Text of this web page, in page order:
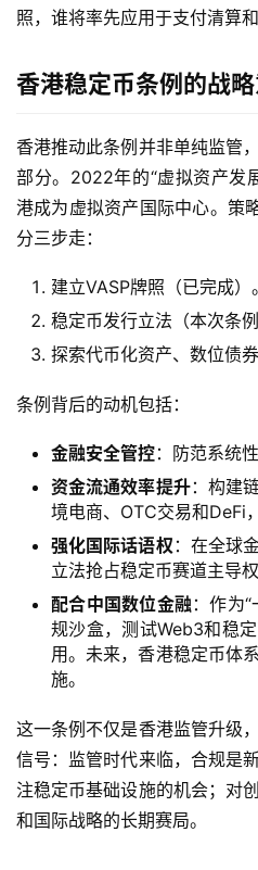
照，谁将率先应用于支付清算
香港稳定币条例的战
香港推动此条例并非单纯监管
部分。2022年的“虚拟资产发
港成为虚拟资产国际中心。策
分三步走：
建立VASP牌照（已完成）。
稳定币发行立法（本次条例
探索代币化资产、数位债
条例背后的动机包括：
金融安全管控：防范系统
资金流通效率提升：构建
境电商、OTC交易和DeFi
强化国际话语权 ：在全球
立法抢占稳定币赛道主导权
配合中国数位金融 ：作为
规沙盒，测试Web3和稳
用。未来，香港稳定币体
施。
这一条例不仅是香港监管升级
信号：监管时代来临，合规是
注稳定币基础设施的机会；对
和国际战略的长期赛局。